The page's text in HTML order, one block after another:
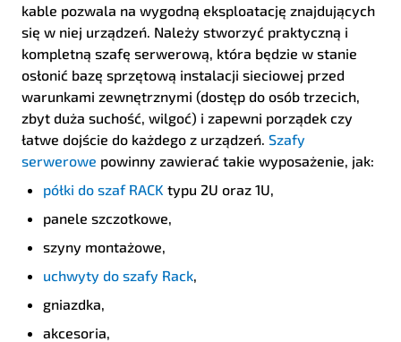
kable pozwala na wygodną eksploatację znajdujących
się w niej urządzeń. Należy stworzyć praktyczną i
kompletną szafę serwerową, która będzie w stanie
osłonić bazę sprzętową instalacji sieciowej przed
warunkami zewnętrznymi (dostęp do osób trzecich,
zbyt duża suchość, wilgoć) i zapewni porządek czy
łatwe dojście do każdego z urządzeń. Szafy
serwerowe powinny zawierać takie wyposażenie, jak:
półki do szaf RACK typu 2U oraz 1U,
panele szczotkowe,
szyny montażowe,
uchwyty do szafy Rack
gniazdka,
akcesoria,